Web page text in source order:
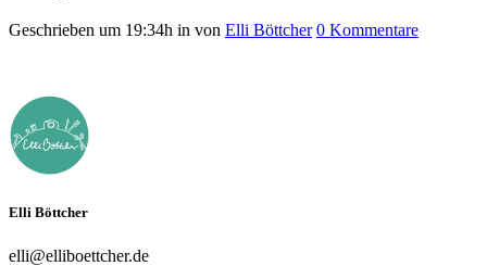
Geschrieben um 19:34h in von Elli Böttcher 0 Kommentare
Elli Böttcher
elli@elliboettcher.de